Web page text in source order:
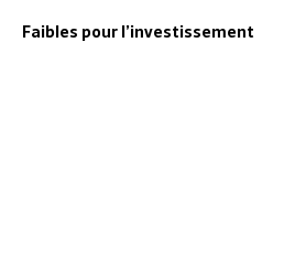
Faibles pour l’investissement